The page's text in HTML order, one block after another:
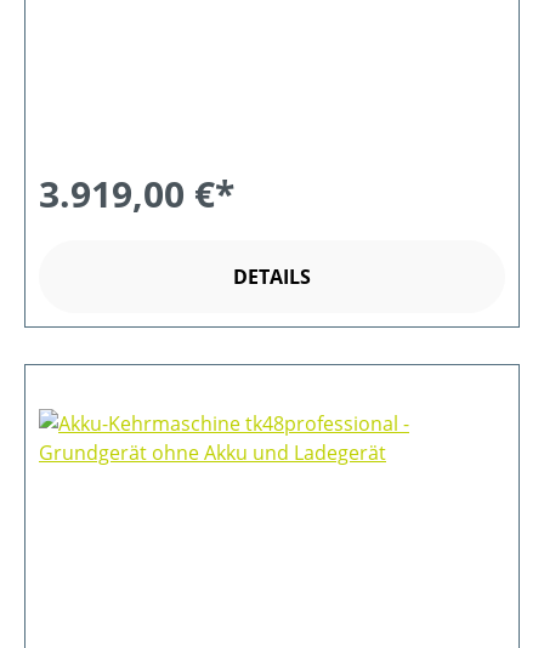
3.919,00 €*
DETAILS